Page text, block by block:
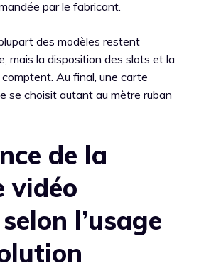
par le fabricant.
des modèles restent
mais la disposition des slots et la
Au final, une carte
se choisit autant au mètre ruban
de la
vidéo
l’usage